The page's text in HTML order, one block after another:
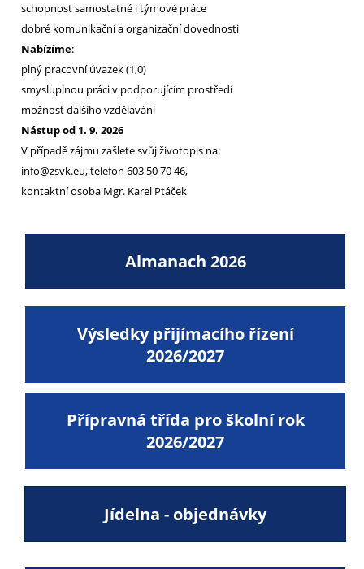
schopnost samostatné i týmové práce
dobré komunikační a organizační dovednosti
Nabízíme:
plný pracovní úvazek (1,0)
smysluplnou práci v podporujícím prostředí
možnost dalšího vzdělávání
Nástup od 1. 9. 2026
V případě zájmu zašlete svůj životopis na:
info@zsvk.eu, telefon 603 50 70 46,
kontaktní osoba Mgr. Karel Ptáček
Almanach 2026
Výsledky přijímacího řízení
2026/2027
Přípravná třída pro školní rok
2026/2027
Jídelna - objednávky